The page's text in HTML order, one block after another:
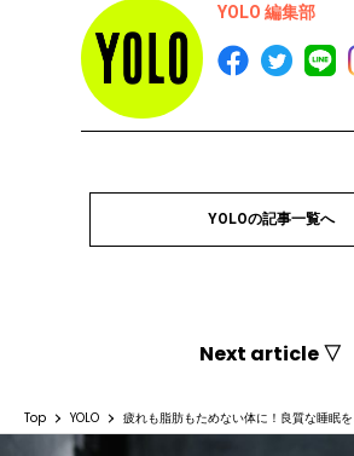
YOLO 編集部
YOLOの記事一覧へ
Next article ▽
Top YOLO 疲れも脂肪もためない体に！良質な睡眠